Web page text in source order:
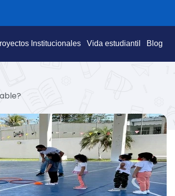
Institucionales Vida estudiantil Blog